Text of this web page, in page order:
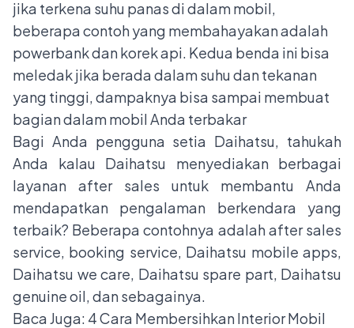
jika terkena suhu panas di dalam mobil,
beberapa contoh yang membahayakan adalah
powerbank dan korek api. Kedua benda ini bisa
meledak jika berada dalam suhu dan tekanan
yang tinggi, dampaknya bisa sampai membuat
bagian dalam mobil Anda terbakar
Bagi Anda pengguna setia Daihatsu, tahukah
Anda kalau Daihatsu menyediakan berbagai
layanan after sales untuk membantu Anda
mendapatkan pengalaman berkendara yang
terbaik? Beberapa contohnya adalah after sales
service, booking service, Daihatsu mobile apps,
Daihatsu we care, Daihatsu spare part, Daihatsu
genuine oil, dan sebagainya.
Baca Juga: 4Cara Membersihkan Interior Mobil